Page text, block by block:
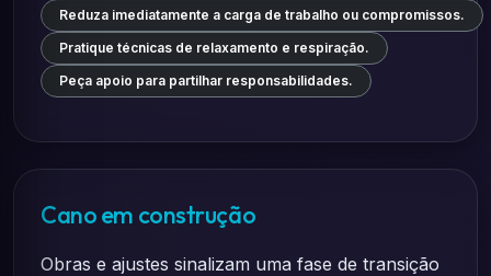
Reduza imediatamente a carga de trabalho ou compromissos.
Pratique técnicas de relaxamento e respiração.
Peça apoio para partilhar responsabilidades.
Cano em construção
Obras e ajustes sinalizam uma fase de transição